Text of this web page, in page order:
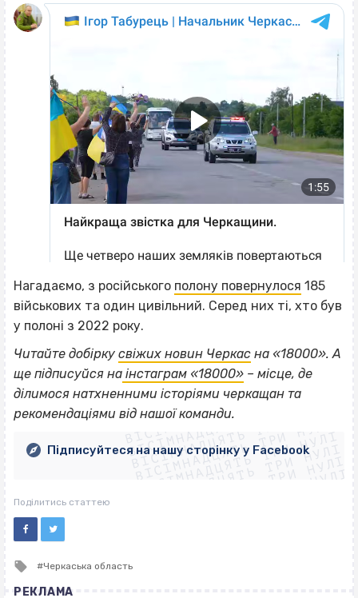
Нагадаємо, з російського полону повернулося 185
військових та один цивільний. Серед них ті, хто був
у полоні з 2022 року.
Читайте добірку свіжих новин Черкас на «18000». А
ще підписуйся на інстаграм «18000» – місце, де
ділимося натхненними історіями черкащан та
рекомендаціями від нашої команди.
ВІСІМНАДЦЯТЬ ТРИ НУЛІ
ВІСІМНАДЦЯТЬ ТРИ НУЛІ
ВІСІМНАДЦЯТЬ ТРИ НУЛІ
ВІСІМНАДЦЯТЬ ТРИ НУЛІ
ВІСІМНАДЦЯТЬ ТРИ НУЛІ
ВІСІМНАДЦЯТЬ ТРИ НУЛІ
ВІСІМНАДЦЯТЬ ТРИ НУЛІ
ВІСІМНАДЦЯТЬ ТРИ НУЛІ
Підписуйтеся на нашу сторінку у Facebook
Поділитись статтею
Tagged
Черкаська область
РЕКЛАМА